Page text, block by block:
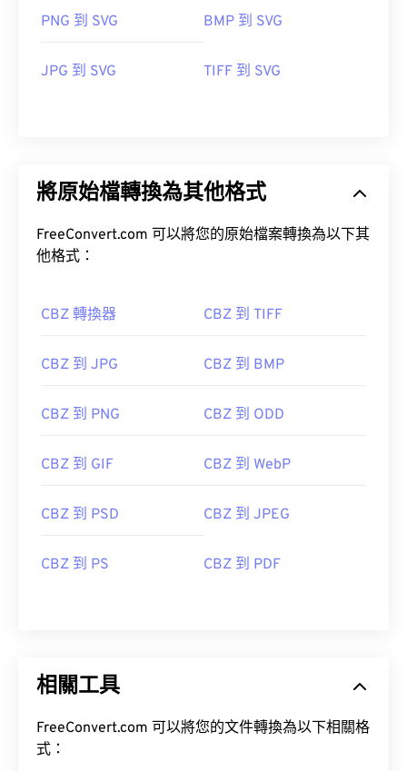
PNG 到 SVG BMP 到 SVG
JPG 到 SVG TIFF 到 SVG
將原始檔轉換為其他格式
FreeConvert.com 可以將您的原始檔案轉換為以下其
他格式：
CBZ 轉換器 CBZ 到 TIFF
CBZ 到 JPG CBZ 到 BMP
CBZ 到 PNG CBZ 到 ODD
CBZ 到 GIF CBZ 到 WebP
CBZ 到 PSD CBZ 到 JPEG
CBZ 到 PS CBZ 到 PDF
相關工具
FreeConvert.com 可以將您的文件轉換為以下相關格
式：